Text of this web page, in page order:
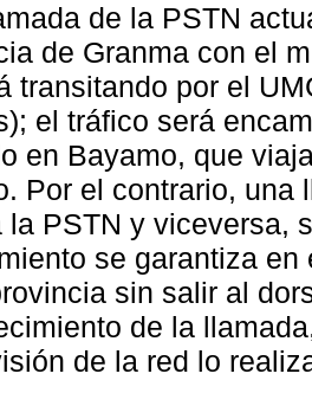
de la PSTN
de Granma con el
transitando por el
el tráfico será
en Bayamo, que
Por el contrario, una
la PSTN y viceversa,
se garantiza
sin salir al
de la
de la red lo